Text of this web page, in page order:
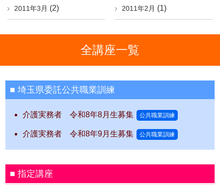
2011年3月 (2) 2011年2月 (1)
全講座一覧
埼玉県委託公共職業訓練
介護実務者 令和8年8月生募集 公共職業訓練
介護実務者 令和8年9月生募集 公共職業訓練
指定講座